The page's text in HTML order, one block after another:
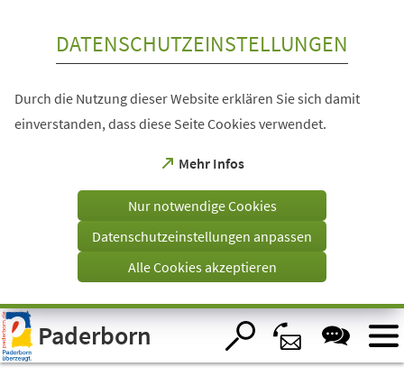
Visuelle
Assistenzsoftware
öffnen.
DATENSCHUTZEINSTELLUNGEN
Durch die Nutzung dieser Website erklären Sie sich damit
einverstanden, dass diese Seite Cookies verwendet.
Mehr Infos
(Öffnet
einem
Tab)
Nur notwendige Cookies
Datenschutzeinstellungen anpassen
Alle Cookies akzeptieren
Paderborn